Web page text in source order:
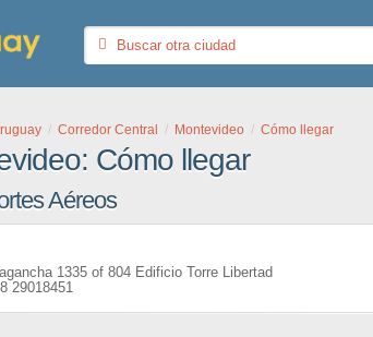
Corredor Central Montevideo Cómo llegar
Cómo llegar
Aéreos
1335 of 804 Edificio Torre Libertad
29018451